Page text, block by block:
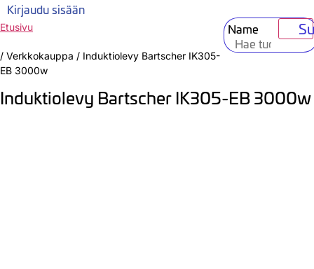
Kirjaudu sisään
Name
Etusivu
/ Verkkokauppa / Induktiolevy Bartscher IK305-
EB 3000w
Induktiolevy Bartscher IK305-EB 3000w